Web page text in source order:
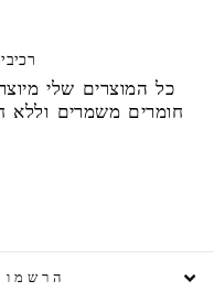
כל המוצרים שלי
חומרים משמרים וללא
הרשמו